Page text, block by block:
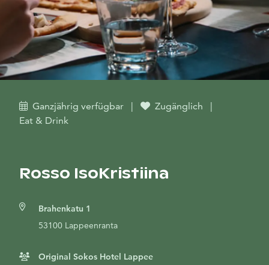
Ganzjährig verfügbar | Zugänglich
|
Eat & Drink
Rosso IsoKristiina
Brahenkatu 1
53100 Lappeenranta
Original Sokos Hotel Lappee